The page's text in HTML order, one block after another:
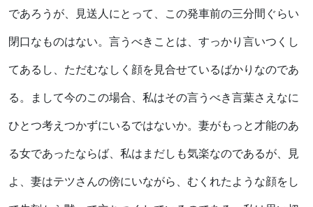
であろうが、見送人にとって、この発車前の三分間ぐらい
閉口なものはない。言うべきことは、すっかり言いつくし
てあるし、ただむなしく顔を見合せているばかりなのであ
る。まして今のこの場合、私はその言うべき言葉さえなに
ひとつ考えつかずにいるではないか。妻がもっと才能のあ
る女であったならば、私はまだしも気楽なのであるが、見
よ、妻はテツさんの傍にいながら、むくれたような顔をし